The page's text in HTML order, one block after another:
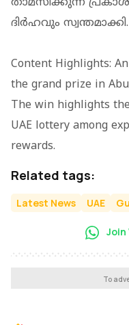
ദിർഹവും സ്വന്തമാക്കി.
Content Highlights:
the grand prize in
The win highlights
UAE lottery among
rewards.
Related tags:
Latest News UAE
Join
To